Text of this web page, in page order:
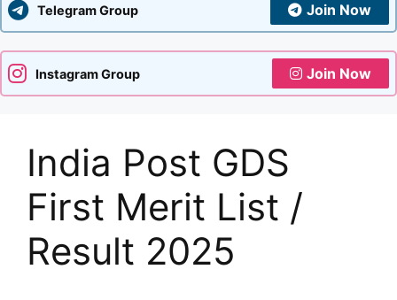
Telegram Group Join Now
Instagram Group Join Now
India Post GDS
First Merit List /
Result 2025